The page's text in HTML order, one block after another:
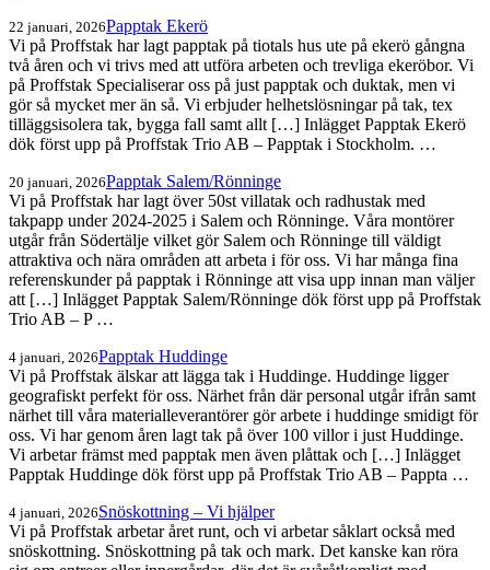
22 januari, 2026Papptak Ekerö
Vi på Proffstak har lagt papptak på tiotals hus ute på ekerö gångna
två åren och vi trivs med att utföra arbeten och trevliga ekeröbor. Vi
på Proffstak Specialiserar oss på just papptak och duktak, men vi
gör så mycket mer än så. Vi erbjuder helhetslösningar på tak, tex
tilläggsisolera tak, bygga fall samt allt […] Inlägget Papptak Ekerö
dök först upp på Proffstak Trio AB – Papptak i Stockholm. …
20 januari, 2026Papptak Salem/Rönninge
Vi på Proffstak har lagt över 50st villatak och radhustak med
takpapp under 2024-2025 i Salem och Rönninge. Våra montörer
utgår från Södertälje vilket gör Salem och Rönninge till väldigt
attraktiva och nära områden att arbeta i för oss. Vi har många fina
referenskunder på papptak i Rönninge att visa upp innan man väljer
att […] Inlägget Papptak Salem/Rönninge dök först upp på Proffstak
Trio AB – P …
4 januari, 2026Papptak Huddinge
Vi på Proffstak älskar att lägga tak i Huddinge. Huddinge ligger
geografiskt perfekt för oss. Närhet från där personal utgår ifrån samt
närhet till våra materialleverantörer gör arbete i huddinge smidigt för
oss. Vi har genom åren lagt tak på över 100 villor i just Huddinge.
Vi arbetar främst med papptak men även plåttak och […] Inlägget
Papptak Huddinge dök först upp på Proffstak Trio AB – Pappta …
4 januari, 2026Snöskottning – Vi hjälper
Vi på Proffstak arbetar året runt, och vi arbetar såklart också med
snöskottning. Snöskottning på tak och mark. Det kanske kan röra